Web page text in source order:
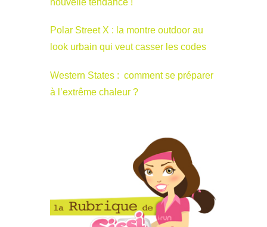
nouvelle tendance !
Polar Street X : la montre outdoor au
look urbain qui veut casser les codes
Western States : comment se préparer
à l’extrême chaleur ?